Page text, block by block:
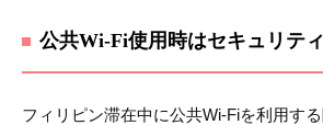
公共Wi-Fi使用時はセキュリテ
フィリピン滞在中に公共Wi-Fiを利用する